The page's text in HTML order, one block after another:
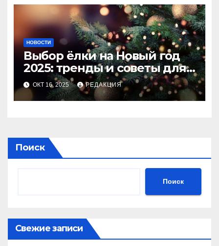
НОВОСТИ
Выбор ёлки на Новый год
2025: тренды и советы для
идеального праздника
ОКТ 16, 2025 РЕДАКЦИЯ
Поиск
Поиск
Свежие записи